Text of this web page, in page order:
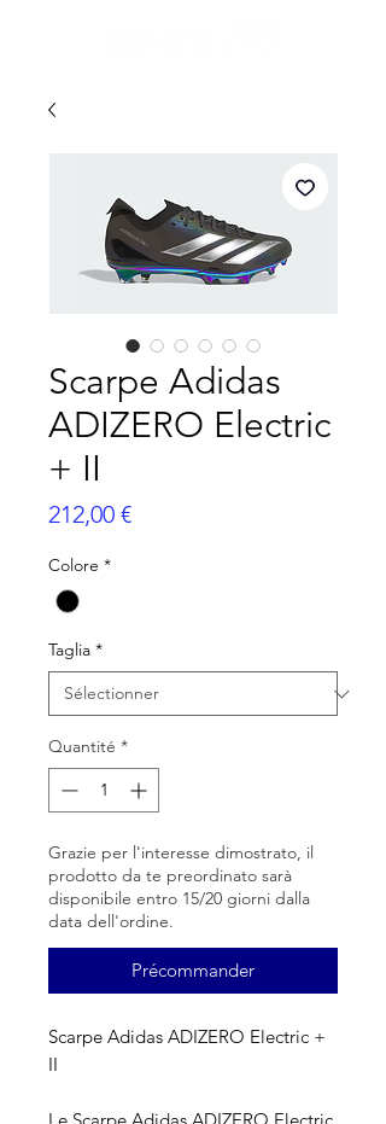
Scarpe Adidas
ADIZERO Electric
+ II
212,00 €Prix
Colore *
Taglia *
Quantité *
Grazie per l'interesse dimostrato, il
prodotto da te preordinato sarà
disponibile entro 15/20 giorni dalla
data dell'ordine.
Précommander
Scarpe Adidas ADIZERO Electric +
II